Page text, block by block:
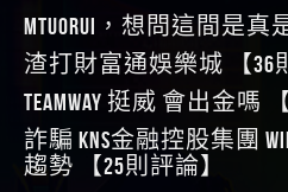
的錢一招拿回
機台運算專案是不是詐騙
被機台運算專案詐騙的錢
回被騙資金
討回資金賴zg369】Hoyabit
騙 Hoyabit是真的嗎 被
本文教你如何拿回被騙資
【其他問題】KS.M多元化
中【免費討回資金賴zg369
騙嗎 KS.M多元化行銷是不
真的嗎 被KS.M多元化行銷
你如何拿回被騙資金
【其他問題】免費追回賴
家 Family & Love如何詐騙 野
騙 野原家 Family & Love是真
詐騙嗎 165多次通報野原家
請遠離
【其他問題】元盈橋詐騙
討回資金賴zg369】元盈
詐騙 元盈橋是真的嗎 被
本文教你如何拿回被騙資金
【其他問題】被騙追回賴【
型詐騙手法欺詐群眾
是詐騙 M.L.Edge是詐騙嗎 【
【其他問題】 Robinhood
費討回資金賴zg369】
【其他問題】FLTO詐騙持
【Wei】讚
【沈樂慧】又是九州??爛
【林伊依】爛死了拉贏錢
【陳靜茹】推薦小畢，我
【黃家羭】推推
【AVA娛樂城】還會自己
MTUORUi，想問這間是真
渣打財富通娛樂城 【36
TEAMWAY 挺威 會出金嗎
詐騙 kns金融控股集團
趨勢 【25則評論】